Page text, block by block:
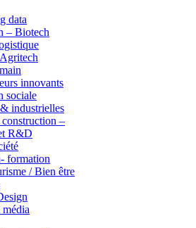
data
– Biotech
innovants
sociale
industrielles
–
R&D
formation
/ Bien être